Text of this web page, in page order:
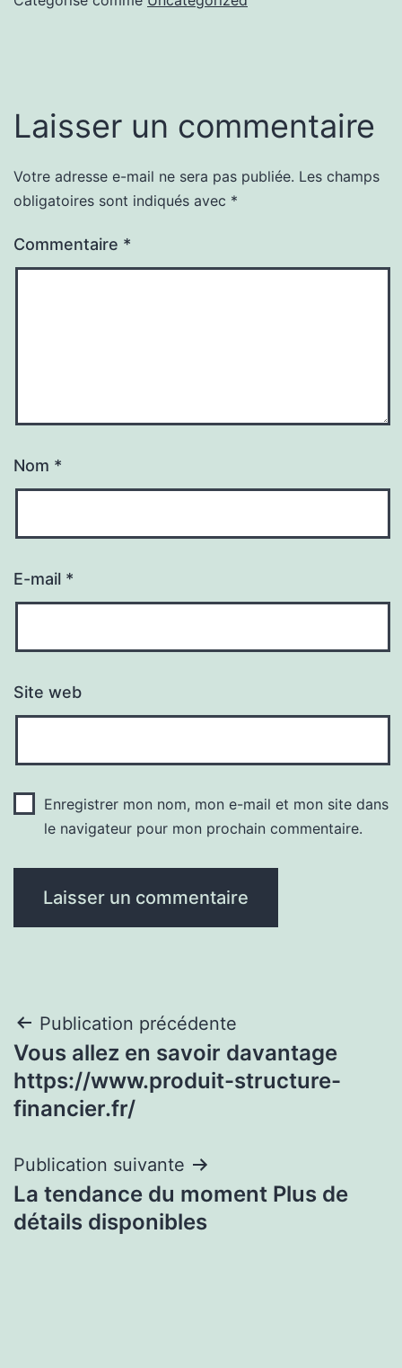
Laisser un commentaire
Votre adresse e-mail ne sera pas publiée. Les champs
obligatoires sont indiqués avec *
Commentaire *
Nom *
E-mail *
Site web
Enregistrer mon nom, mon e-mail et mon site dans
le navigateur pour mon prochain commentaire.
Navigation
de
l’article
Publication précédente
Vous allez en savoir davantage
https://www.produit-structure-
financier.fr/
Publication suivante
La tendance du moment Plus de
détails disponibles